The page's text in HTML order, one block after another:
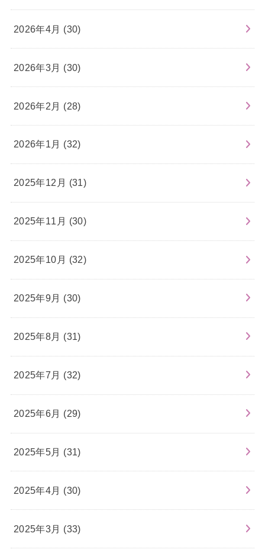
2026年4月 (30)
2026年3月 (30)
2026年2月 (28)
2026年1月 (32)
2025年12月 (31)
2025年11月 (30)
2025年10月 (32)
2025年9月 (30)
2025年8月 (31)
2025年7月 (32)
2025年6月 (29)
2025年5月 (31)
2025年4月 (30)
2025年3月 (33)